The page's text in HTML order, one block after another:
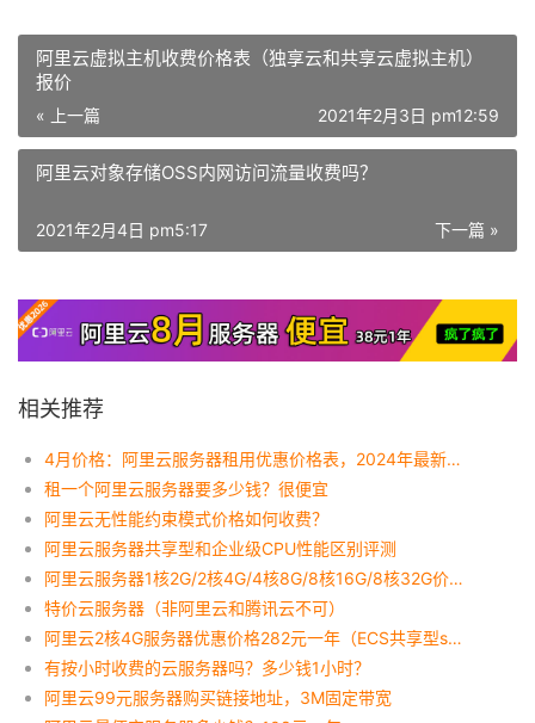
阿里云虚拟主机收费价格表（独享云和共享云虚拟主机）
报价
« 上一篇 2021年2月3日 pm12:59
阿里云对象存储OSS内网访问流量收费吗？
下一篇 »
2021年2月4日 pm5:17
相关推荐
4月价格：阿里云服务器租用优惠价格表，2024年最新报价
租一个阿里云服务器要多少钱？很便宜
阿里云无性能约束模式价格如何收费？
阿里云服务器共享型和企业级CPU性能区别评测
阿里云服务器1核2G/2核4G/4核8G/8核16G/8核32G价格多配置优惠报价
特价云服务器（非阿里云和腾讯云不可）
阿里云2核4G服务器优惠价格282元一年（ECS共享型s6）
有按小时收费的云服务器吗？多少钱1小时？
阿里云99元服务器购买链接地址，3M固定带宽